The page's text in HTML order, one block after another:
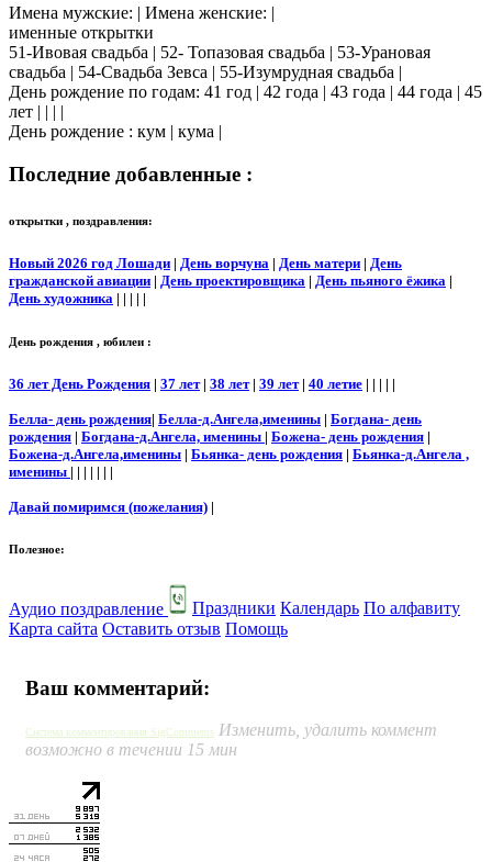
Имена мужские: | Имена женские: |
именные открытки
51-Ивовая свадьба | 52- Топазовая свадьба | 53-Урановая
свадьба | 54-Свадьба Зевса | 55-Изумрудная свадьба |
День рождение по годам: 41 год | 42 года | 43 года | 44 года | 45
лет | | | |
День рождение : кум | кума |
Последние добавленные :
открытки , поздравления:
Новый 2026 год Лошади | День ворчуна | День матери | День
гражданской авиации | День проектировщика | День пьяного ёжика |
День художника | | | | |
День рождения , юбилеи :
36 лет День Рождения | 37 лет| 38 лет| 39 лет| 40 летие | | | | |
Белла- день рождения| Белла-д.Ангела,именины | Богдана- день
рождения | Богдана-д.Ангела, именины | Божена- день рождения |
Божена-д.Ангела,именины | Бьянка- день рождения | Бьянка-д.Ангела ,
именины | | | | | | |
Давай помиримся (пожелания) |
Полезное:
Аудио поздравление Праздники Календарь По алфавиту
Карта сайта Оставить отзыв Помощь
Ваш комментарий:
Система комментирования SigComments Изменить, удалить коммент
возможно в течении 15 мин